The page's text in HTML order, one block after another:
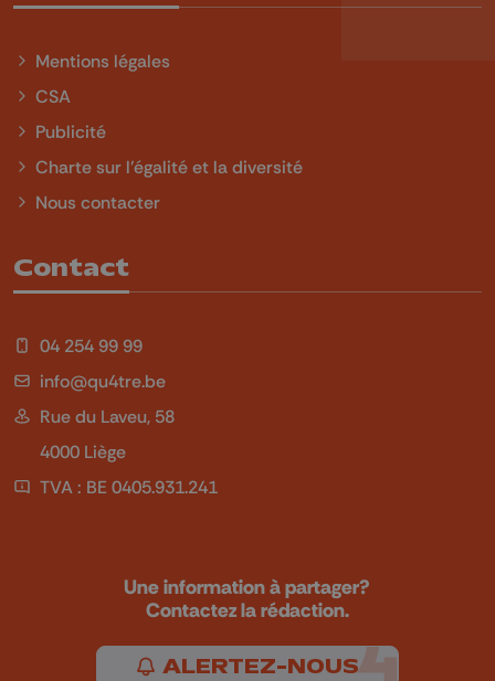
Mentions légales
CSA
Publicité
Charte sur l'égalité et la diversité
Nous contacter
Contact
04 254 99 99
info@qu4tre.be
Rue du Laveu, 58
4000 Liège
TVA : BE 0405.931.241
Une information à partager?
Contactez la rédaction.
ALERTEZ-NOUS